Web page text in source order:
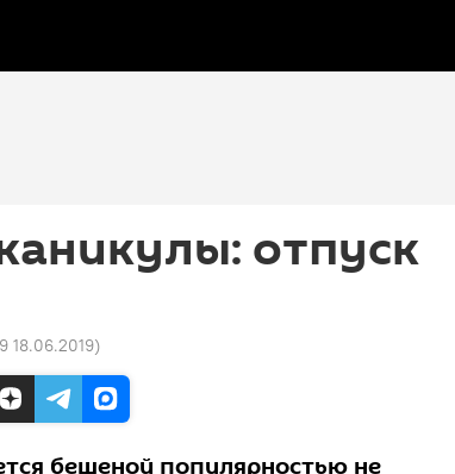
отпуск
18.06.2019)
бешеной популярностью не